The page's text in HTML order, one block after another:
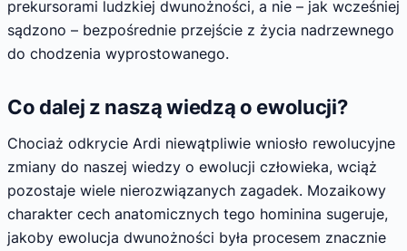
prekursorami ludzkiej dwunożności, a nie – jak wcześniej
sądzono – bezpośrednie przejście z życia nadrzewnego
do chodzenia wyprostowanego.
Co dalej z naszą wiedzą o ewolucji?
Chociaż odkrycie Ardi niewątpliwie wniosło rewolucyjne
zmiany do naszej wiedzy o ewolucji człowieka, wciąż
pozostaje wiele nierozwiązanych zagadek. Mozaikowy
charakter cech anatomicznych tego hominina sugeruje,
jakoby ewolucja dwunożności była procesem znacznie